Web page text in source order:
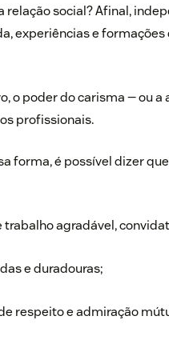
relação social? Afinal,
experiências e
o poder do carisma — ou
profissionais.
forma, é possível dizer
agradável,
e duradouras;
respeito e admiração